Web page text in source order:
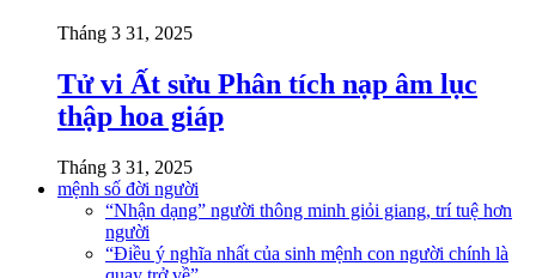
Tháng 3 31, 2025
Tử vi Ất sửu Phân tích nạp âm lục
thập hoa giáp
Tháng 3 31, 2025
mệnh số đời người
“Nhận dạng” người thông minh giỏi giang, trí tuệ hơn
người
“Điều ý nghĩa nhất của sinh mệnh con người chính là